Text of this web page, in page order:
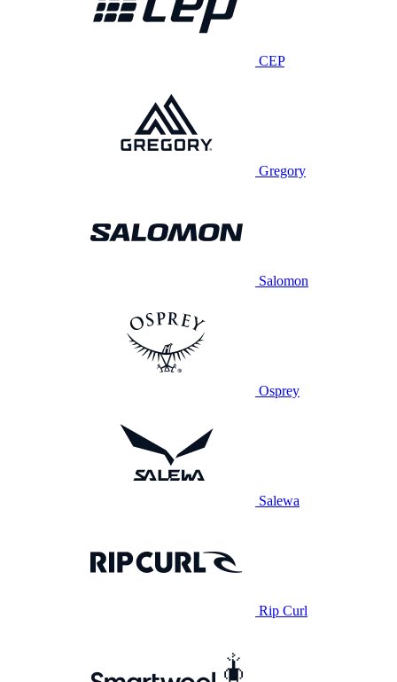
CEP
Gregory
Salomon
Osprey
Salewa
Rip Curl